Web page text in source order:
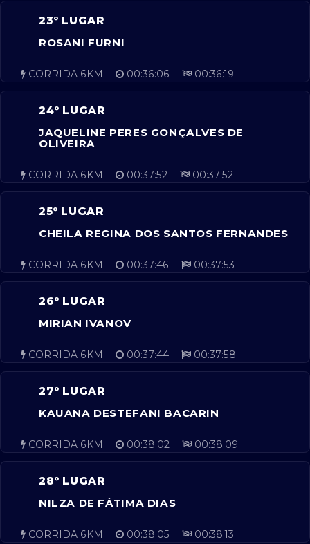
23º LUGAR
ROSANI FURNI
CORRIDA 6KM 00:36:06 00:36:19
24º LUGAR
JAQUELINE PERES GONÇALVES DE
OLIVEIRA
CORRIDA 6KM 00:37:52 00:37:52
25º LUGAR
CHEILA REGINA DOS SANTOS FERNANDES
CORRIDA 6KM 00:37:46 00:37:53
26º LUGAR
MIRIAN IVANOV
CORRIDA 6KM 00:37:44 00:37:58
27º LUGAR
KAUANA DESTEFANI BACARIN
CORRIDA 6KM 00:38:02 00:38:09
28º LUGAR
NILZA DE FÁTIMA DIAS
CORRIDA 6KM 00:38:05 00:38:13